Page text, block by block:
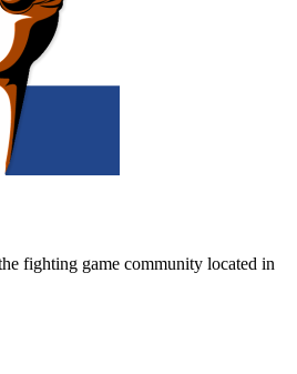
fighting game community located in